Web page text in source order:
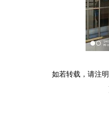
如若转载，请注